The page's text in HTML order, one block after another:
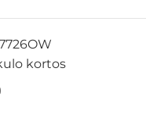
kortos